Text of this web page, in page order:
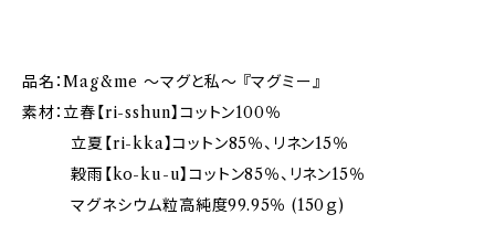
品名：Mag&me ～マグと私～ 『マグミー』
素材：立春【ri-sshun】コットン100％
立夏【ri-kka】コットン85％、リネン15％
穀雨【ko-ku-u】コットン85％、リネン15％
マグネシウム粒高純度99.95％ (150ｇ)